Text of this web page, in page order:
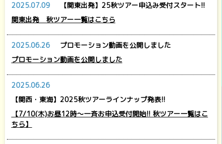
2025.07.09
【関東出発】25秋ツアー申込み受付スタート!!
関東出発 秋ツアー一覧はこちら
2025.06.26
プロモーション動画を公開しました
プロモーション動画を公開しました
2025.06.26
【関西・東海】2025秋ツアーラインナップ発表!!
【7/10(木)お昼12時～一斉お申込受付開始!! 秋ツアー一覧はこ
ちら】